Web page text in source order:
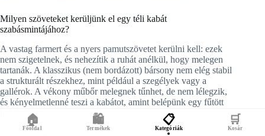
Milyen szöveteket kerüljünk el egy téli kabát
szabásmintájához?
A vastag farmert és a nyers pamutszövetet kerülni kell: ezek
nem szigetelnek, és nehezítik a ruhát anélkül, hogy melegen
tartanák. A klasszikus (nem bordázott) bársony nem elég stabil
a strukturált részekhez, mint például a szegélyek vagy a
gallérok. A vékony műbőr melegnek tűnhet, de nem lélegzik,
és kényelmetlenné teszi a kabátot, amint belépünk egy fűtött
helyiségbe.
🏠
Főoldal
🛍️
Termékek
📋
Kategóriák
🛒
Kosár